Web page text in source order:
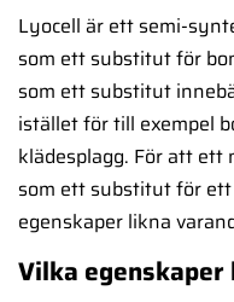
Lyocell är ett semi-
som ett substitut för
som ett substitut
istället för till exempel
klädesplagg. För att ett
som ett substitut för
egenskaper likna
Vilka egenskaper